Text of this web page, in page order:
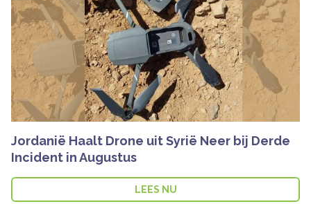
Jordanië Haalt Drone uit Syrië Neer bij Derde
Incident in Augustus
LEES NU